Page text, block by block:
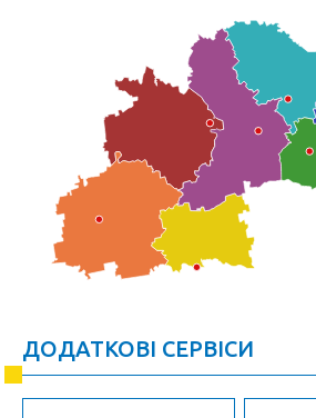
ДОДАТКОВІ СЕРВІСИ